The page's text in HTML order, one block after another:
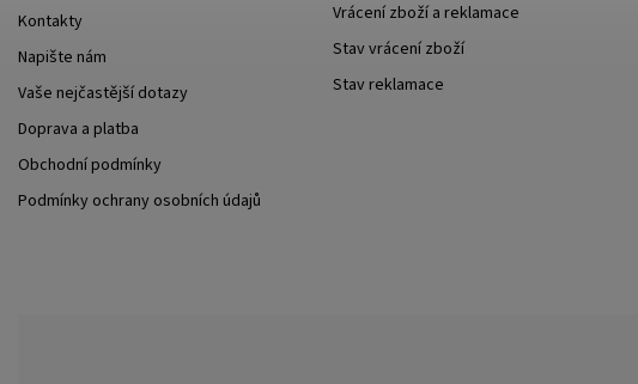
Kontakty
Napište nám
Vaše nejčastější dotazy
Doprava a platba
Obchodní podmínky
Podmínky ochrany osobních údajů
Vrácení zboží a reklamace
Stav vrácení zboží
Stav reklamace